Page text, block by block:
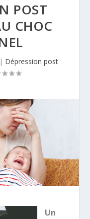
POST
CHOC
| Dépression post
Un